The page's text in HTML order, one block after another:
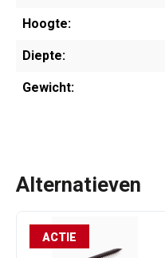
Hoogte:
Diepte:
Gewicht:
Alternatieven
ACTIE